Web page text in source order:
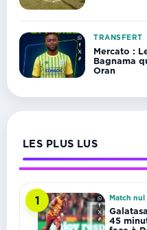
TRANSFERT
Mercato :
Bagnama
Oran
LES PLUS LUS
1 Match nul
45